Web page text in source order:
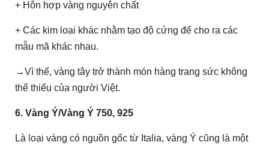
+ Hỗn hợp vàng nguyên chất
+ Các kim loại khác nhằm tạo độ cứng để cho ra các
mẫu mã khác nhau.
→Vì thế, vàng tây trở thành món hàng trang sức không
thể thiếu của người Việt.
6. Vàng Ý/Vàng Ý 750, 925
Là loại vàng có nguồn gốc từ Italia, vàng Ý cũng là một